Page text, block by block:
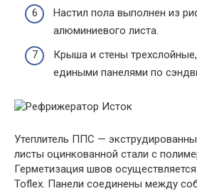
Настил пола выполнен из
алюминиевого листа.
Крыша и стены
едиными панелями по
Утеплитель ППС —
листы оцинкованной стали с
Герметизация швов
Toflex. Панели соединены между